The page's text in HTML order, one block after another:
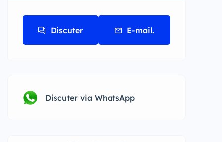
Discuter E-mail.
Discuter via WhatsApp